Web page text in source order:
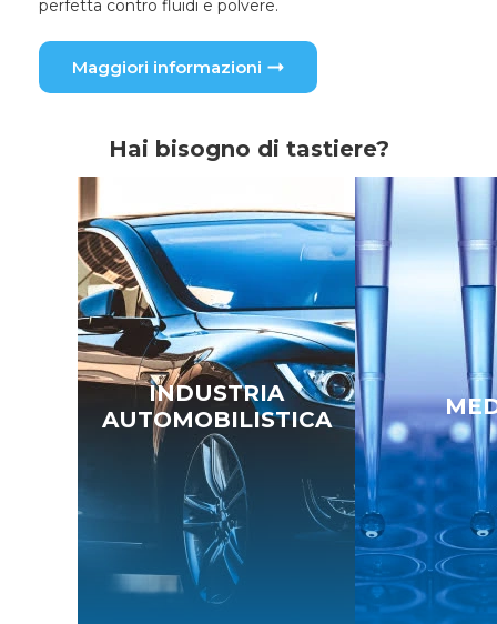
perfetta contro fluidi e polvere.
Maggiori informazioni
Hai bisogno di tastiere?
INDUSTRIA
AUTOMOBILISTICA